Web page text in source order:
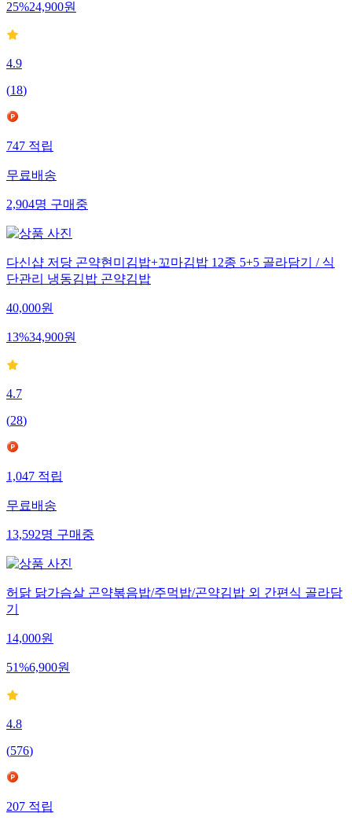
25%24,900원
4.9
(18)
747 적립
무료배송
2,904명 구매중
다신샵 저당 곤약현미김밥+꼬마김밥 12종 5+5 골라담기 / 식
단관리 냉동김밥 곤약김밥
40,000원
13%34,900원
4.7
(28)
1,047 적립
무료배송
13,592명 구매중
허닭 닭가슴살 곤약볶음밥/주먹밥/곤약김밥 외 간편식 골라담
기
14,000원
51%6,900원
4.8
(576)
207 적립